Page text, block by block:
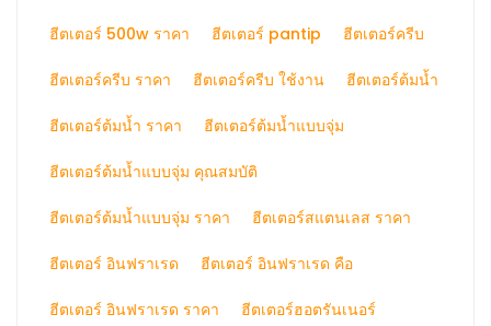
ฮีตเตอร์ 500w ราคา ฮีตเตอร์ pantip ฮีตเตอร์ครีบ
ฮีตเตอร์ครีบ ราคา ฮีตเตอร์ครีบ ใช้งาน ฮีตเตอร์ต้มน้ำ
ฮีตเตอร์ต้มน้ำ ราคา ฮีตเตอร์ต้มน้ำแบบจุ่ม
ฮีตเตอร์ต้มน้ำแบบจุ่ม คุณสมบัติ
ฮีตเตอร์ต้มน้ำแบบจุ่ม ราคา ฮีตเตอร์สแตนเลส ราคา
ฮีตเตอร์ อินฟราเรด ฮีตเตอร์ อินฟราเรด คือ
ฮีตเตอร์ อินฟราเรด ราคา ฮีตเตอร์ฮอตรันเนอร์